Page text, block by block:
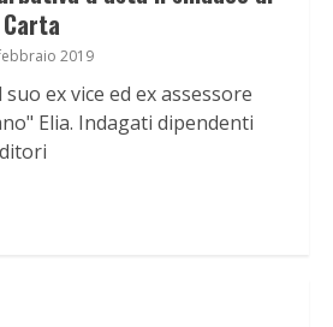
2019
ex vice ed ex assessore
Elia. Indagati dipendenti